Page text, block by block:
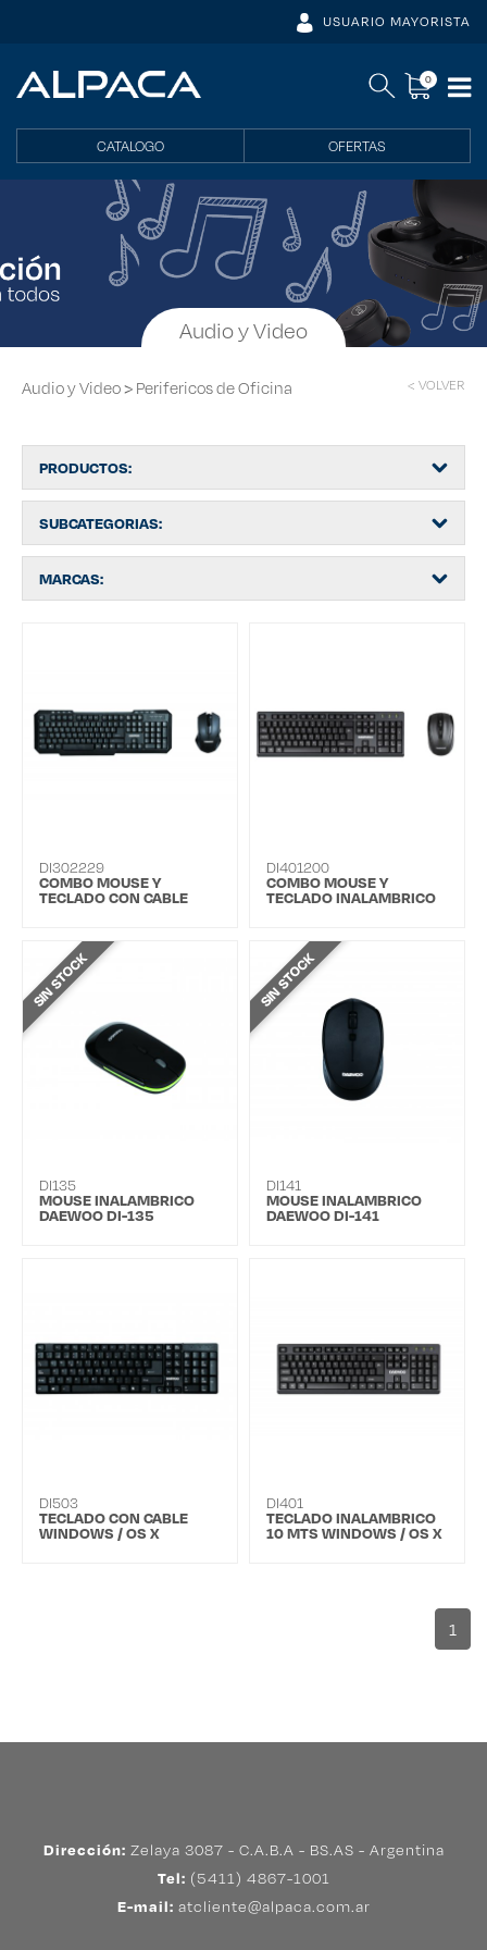
USUARIO MAYORISTA
0
CATALOGO OFERTAS
Audio y Video
Audio y Video> Perifericos de Oficina < VOLVER
PRODUCTOS:
SUBCATEGORIAS:
MARCAS:
DI302229
COMBO MOUSE Y
TECLADO CON CABLE
DI401200
COMBO MOUSE Y
TECLADO INALAMBRICO
SIN STOCK
DI135
MOUSE INALAMBRICO
DAEWOO DI-135
SIN STOCK
DI141
MOUSE INALAMBRICO
DAEWOO DI-141
DI503
TECLADO CON CABLE
WINDOWS / OS X
DI401
TECLADO INALAMBRICO
10 MTS WINDOWS / OS X
1
Dirección: Zelaya 3087 - C.A.B.A - BS.AS - Argentina
Tel: (5411) 4867-1001
E-mail: atcliente@alpaca.com.ar